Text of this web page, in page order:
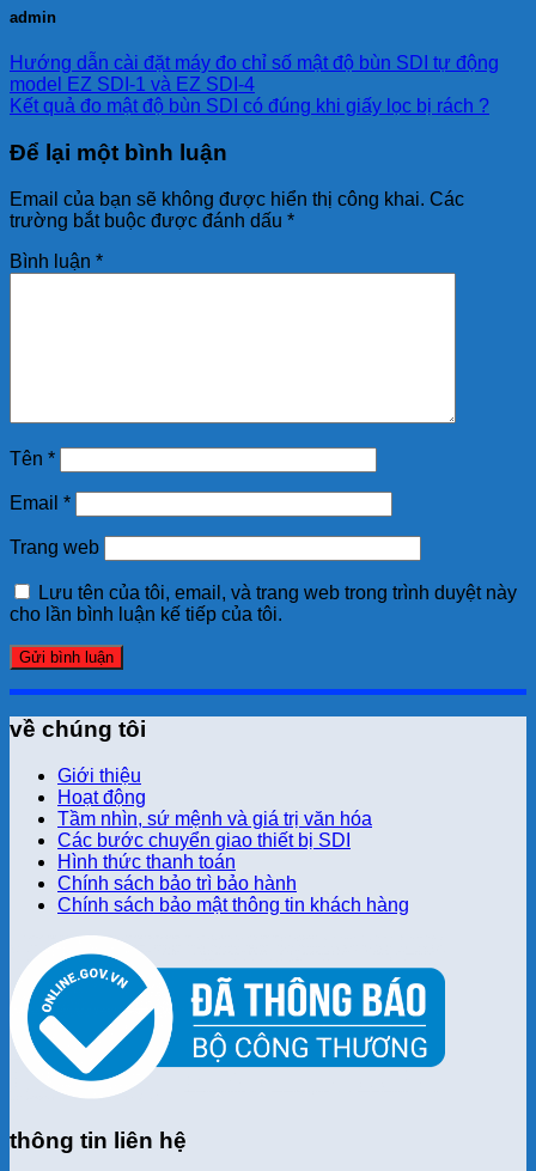
admin
Hướng dẫn cài đặt máy đo chỉ số mật độ bùn SDI tự động
model EZ SDI-1 và EZ SDI-4
Kết quả đo mật độ bùn SDI có đúng khi giấy lọc bị rách ?
Để lại một bình luận
Email của bạn sẽ không được hiển thị công khai. Các
trường bắt buộc được đánh dấu *
Bình luận *
Tên *
Email *
Trang web
Lưu tên của tôi, email, và trang web trong trình duyệt này
cho lần bình luận kế tiếp của tôi.
về chúng tôi
Giới thiệu
Hoạt động
Tầm nhìn, sứ mệnh và giá trị văn hóa
Các bước chuyển giao thiết bị SDI
Hình thức thanh toán
Chính sách bảo trì bảo hành
Chính sách bảo mật thông tin khách hàng
thông tin liên hệ